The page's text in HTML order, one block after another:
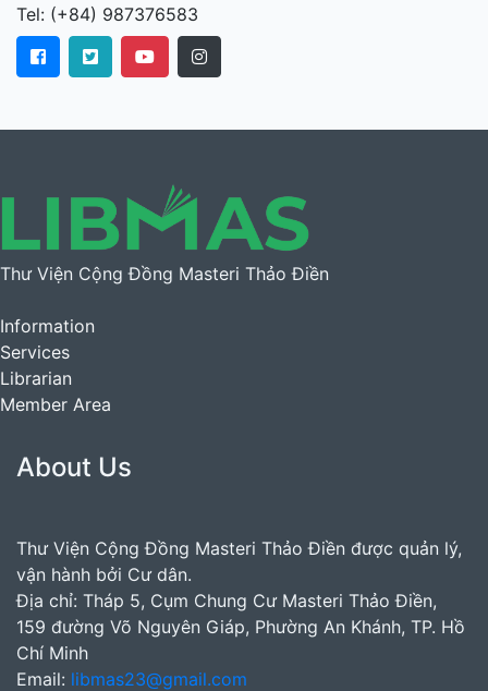
Tel: (+84) 987376583
Thư Viện Cộng Đồng Masteri Thảo Điền
Information
Services
Librarian
Member Area
About Us
Thư Viện Cộng Đồng Masteri Thảo Điền được quản lý,
vận hành bởi Cư dân.
Địa chỉ: Tháp 5, Cụm Chung Cư Masteri Thảo Điền,
159 đường Võ Nguyên Giáp, Phường An Khánh, TP. Hồ
Chí Minh
Email: libmas23@gmail.com